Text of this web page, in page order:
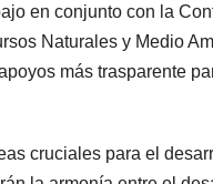
en conjunto con la
Naturales y Medio
más trasparente
cruciales para el